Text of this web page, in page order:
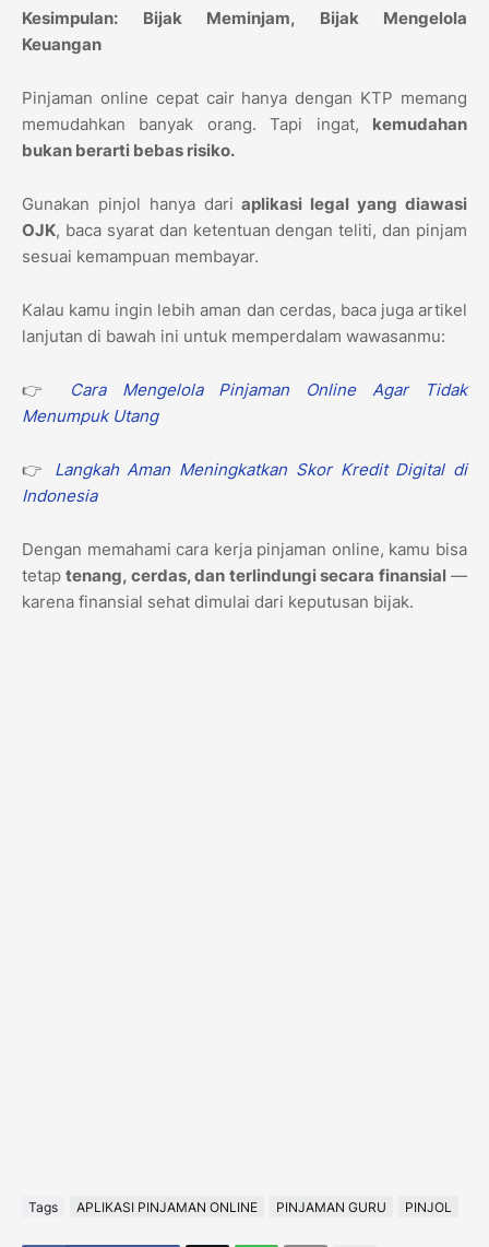
Kesimpulan: Bijak Meminjam, Bijak Mengelola
Keuangan
Pinjaman online cepat cair hanya dengan KTP memang
memudahkan banyak orang. Tapi ingat, kemudahan
bukan berarti bebas risiko.
Gunakan pinjol hanya dariaplikasi legal yang diawasi
OJK, baca syarat dan ketentuan dengan teliti, dan pinjam
sesuai kemampuan membayar.
Kalau kamu ingin lebih aman dan cerdas, baca juga artikel
lanjutan di bawah ini untuk memperdalam wawasanmu:
👉
Cara Mengelola Pinjaman Online Agar Tidak
Menumpuk Utang
👉 Langkah Aman Meningkatkan Skor Kredit Digital di
Indonesia
Dengan memahami cara kerja pinjaman online, kamu bisa
tetaptenang, cerdas, dan terlindungi secara finansial—
karena finansial sehat dimulai dari keputusan bijak.
Tags APLIKASI PINJAMAN ONLINE PINJAMAN GURU PINJOL